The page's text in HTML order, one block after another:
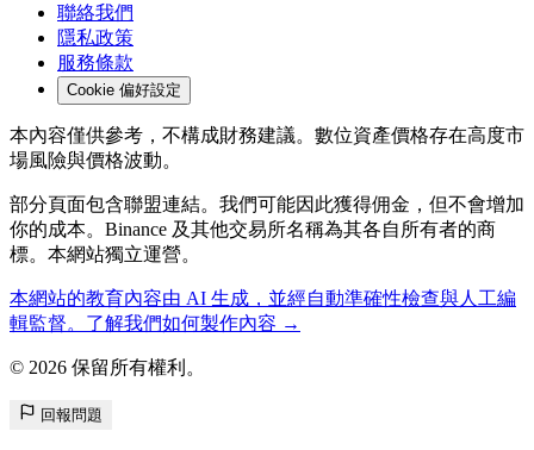
聯絡我們
隱私政策
服務條款
Cookie 偏好設定
本內容僅供參考，不構成財務建議。數位資產價格存在高度市
場風險與價格波動。
部分頁面包含聯盟連結。我們可能因此獲得佣金，但不會增加
你的成本。Binance 及其他交易所名稱為其各自所有者的商
標。本網站獨立運營。
本網站的教育內容由 AI 生成，並經自動準確性檢查與人工編
輯監督。了解我們如何製作內容 →
© 2026 保留所有權利。
回報問題